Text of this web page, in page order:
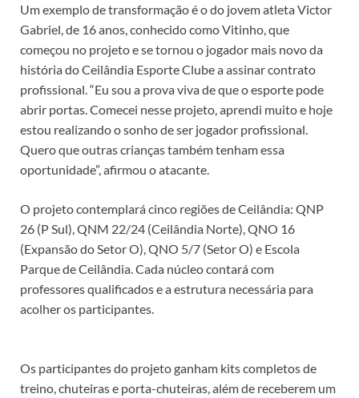
Um exemplo de transformação é o do jovem atleta Victor
Gabriel, de 16 anos, conhecido como Vitinho, que
começou no projeto e se tornou o jogador mais novo da
história do Ceilândia Esporte Clube a assinar contrato
profissional. “Eu sou a prova viva de que o esporte pode
abrir portas. Comecei nesse projeto, aprendi muito e hoje
estou realizando o sonho de ser jogador profissional.
Quero que outras crianças também tenham essa
oportunidade”, afirmou o atacante.
O projeto contemplará cinco regiões de Ceilândia: QNP
26 (P Sul), QNM 22/24 (Ceilândia Norte), QNO 16
(Expansão do Setor O), QNO 5/7 (Setor O) e Escola
Parque de Ceilândia. Cada núcleo contará com
professores qualificados e a estrutura necessária para
acolher os participantes.
Os participantes do projeto ganham kits completos de
treino, chuteiras e porta-chuteiras, além de receberem um